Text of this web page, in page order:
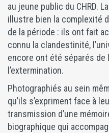
au jeune public du CHRD.
illustre bien la complexité
de la période : ils ont fait
connu la clandestinité,
encore ont été séparés de
l’extermination.
Photographiés au sein
qu’ils s’expriment face à
transmission d’une
biographique qui